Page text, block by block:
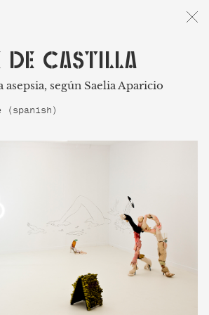
DE CASTILLA
según Saelia Aparicio